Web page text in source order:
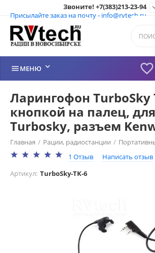
Звоните! +7(383)213-23-94
Присылайте заказ на почту - info@rvtech.ru

МЕНЮ 
Ларингофон TurboSky
кнопкой на палец,
Turbosky, разъем
Главная / Рации, радиостанции /
Рации Turbosky (Россия) / Гарнитура Turbosky
1 Отзыв
Написать отзыв
Артикул: TurboSky-TK-6